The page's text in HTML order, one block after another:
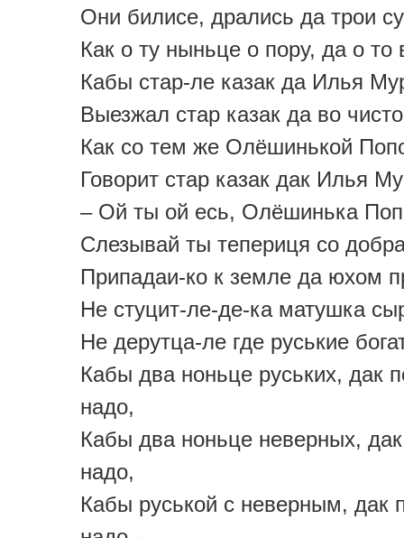
Они билисе, дрались да трои
Как о ту ныньце о пору, да о то
Кабы стар-ле казак да Илья
Выезжал стар казак да во
Как со тем же Олёшинькой
Говорит стар казак дак Илья
– Ой ты ой есь, Олёшинька
Слезывай ты тепериця со
Припадаи-ко к земле да юхом
Не стуцит-ле-де-ка матушка
Не дерутца-ле где руськие
Кабы два ноньце руських, дак
надо,
Кабы два ноньце неверных, дак
надо,
Кабы руськой с неверным, дак